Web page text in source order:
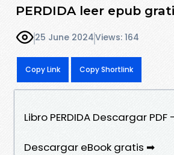
PERDIDA leer epub
25 June 2024Views: 164
Copy Link Copy Shortlink
Libro PERDIDA Descargar PDF -
Descargar eBook gratis ➡